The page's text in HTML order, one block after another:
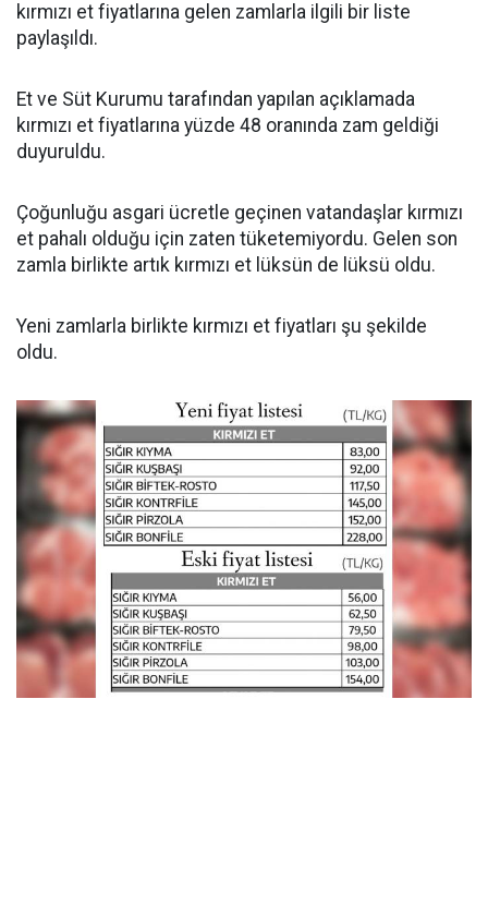
kırmızı et fiyatlarına gelen zamlarla ilgili bir liste
paylaşıldı.
Et ve Süt Kurumu tarafından yapılan açıklamada
kırmızı et fiyatlarına yüzde 48 oranında zam geldiği
duyuruldu.
Çoğunluğu asgari ücretle geçinen vatandaşlar kırmızı
et pahalı olduğu için zaten tüketemiyordu. Gelen son
zamla birlikte artık kırmızı et lüksün de lüksü oldu.
Yeni zamlarla birlikte kırmızı et fiyatları şu şekilde
oldu.